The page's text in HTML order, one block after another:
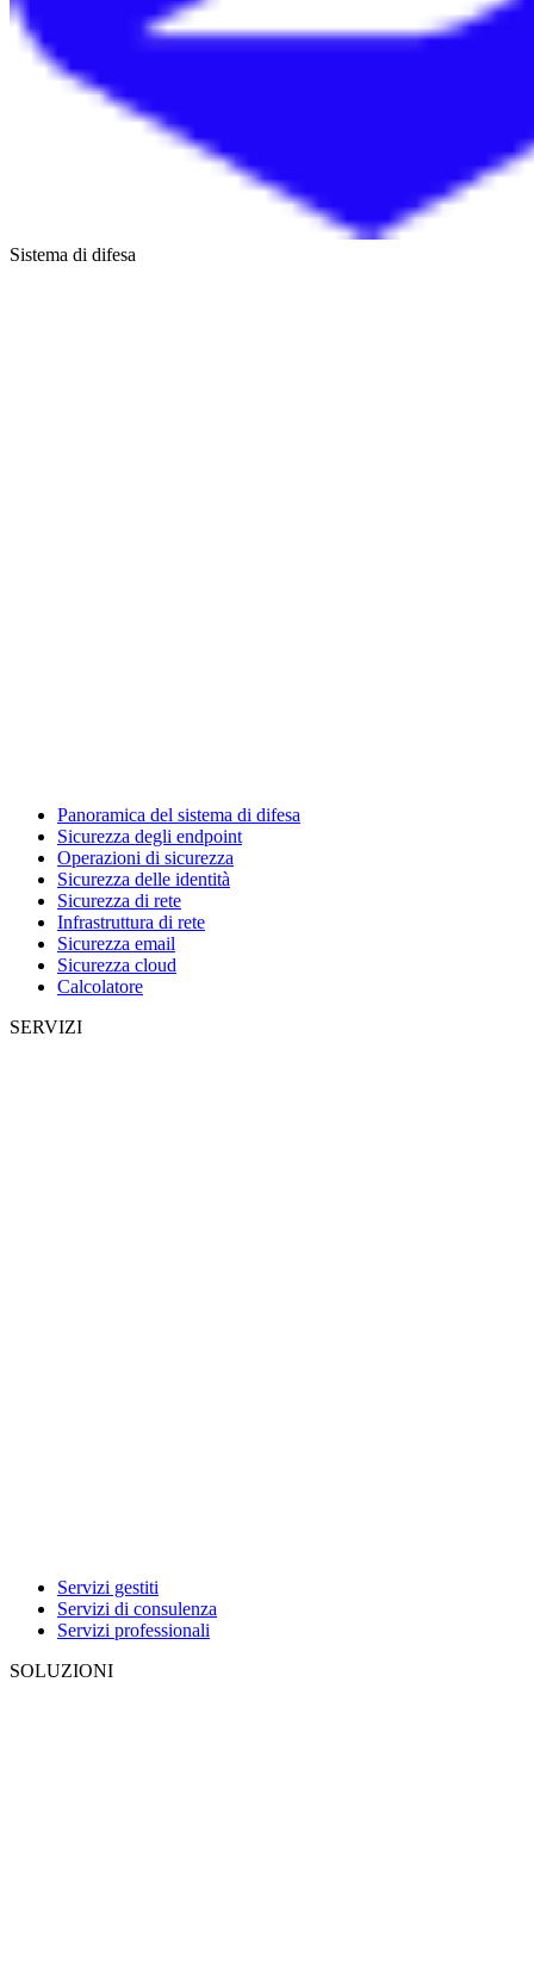
Sistema di difesa
Panoramica del sistema di difesa
Sicurezza degli endpoint
Operazioni di sicurezza
Sicurezza delle identità
Sicurezza di rete
Infrastruttura di rete
Sicurezza email
Sicurezza cloud
Calcolatore
SERVIZI
Servizi gestiti
Servizi di consulenza
Servizi professionali
SOLUZIONI